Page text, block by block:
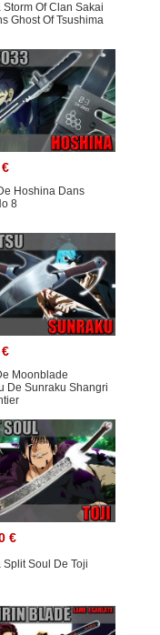
Storm Of Clan Sakai
Ghost Of Tsushima
Hoshina Dans
8
Moonblade
De Sunraku Shangri
€
Split Soul De Toji